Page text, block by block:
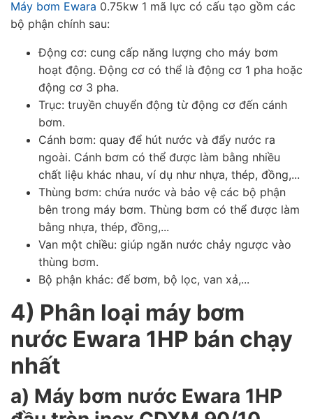
Máy bơm Ewara 0.75kw 1 mã lực có cấu tạo gồm các
bộ phận chính sau:
Động cơ: cung cấp năng lượng cho máy bơm
hoạt động. Động cơ có thể là động cơ 1 pha hoặc
động cơ 3 pha.
Trục: truyền chuyển động từ động cơ đến cánh
bơm.
Cánh bơm: quay để hút nước và đẩy nước ra
ngoài. Cánh bơm có thể được làm bằng nhiều
chất liệu khác nhau, ví dụ như nhựa, thép, đồng,...
Thùng bơm: chứa nước và bảo vệ các bộ phận
bên trong máy bơm. Thùng bơm có thể được làm
bằng nhựa, thép, đồng,...
Van một chiều: giúp ngăn nước chảy ngược vào
thùng bơm.
Bộ phận khác: đế bơm, bộ lọc, van xả,...
4) Phân loại máy bơm
nước Ewara 1HP bán chạy
nhất
a) Máy bơm nước Ewara 1HP